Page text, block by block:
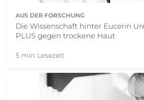
AUS DER FORSCHUNG
Die Wissenschaft hinter Eucerin
PLUS gegen trockene Haut
5 min Lesezeit